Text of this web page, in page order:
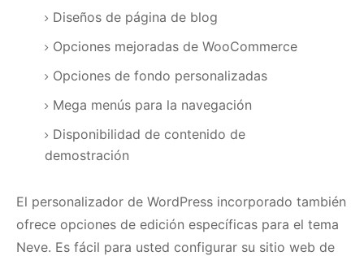
Diseños de página de blog
Opciones mejoradas de WooCommerce
Opciones de fondo personalizadas
Mega menús para la navegación
Disponibilidad de contenido de
demostración
El personalizador de WordPress incorporado también
ofrece opciones de edición específicas para el tema
Neve. Es fácil para usted configurar su sitio web de